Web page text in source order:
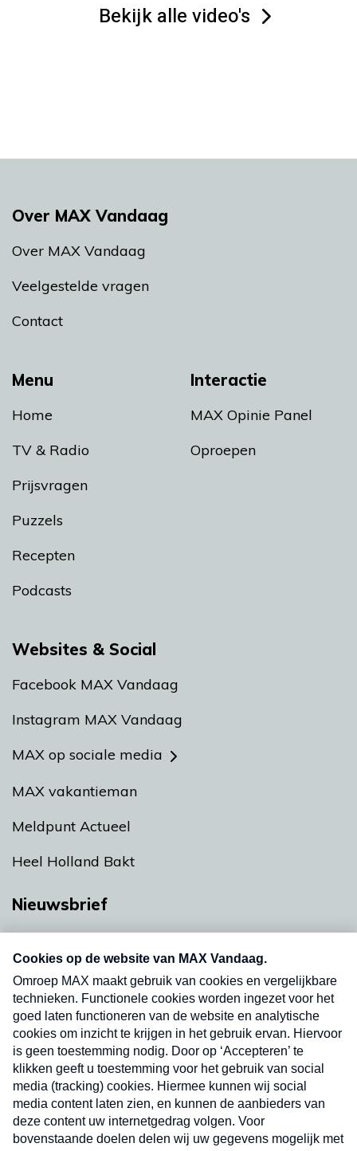
Bekijk alle video's
Menu
Home
TV & Radio
Prijsvragen
Puzzels
Recepten
Podcasts
Interactie
MAX Opinie Panel
Oproepen
Over MAX Vandaag
Over MAX Vandaag
Veelgestelde vragen
Contact
Websites & Social
Facebook MAX Vandaag
Instagram MAX Vandaag
MAX op sociale media
MAX vakantieman
Meldpunt Actueel
Heel Holland Bakt
Nieuwsbrief
nieuwsbrief. Elke vrijdag- en dinsdagochtend in
uw mailbox.
Verzend